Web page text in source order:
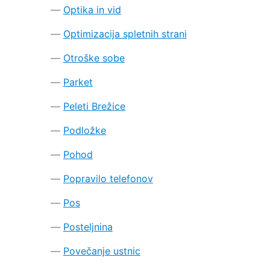
Optika in vid
Optimizacija spletnih strani
Otroške sobe
Parket
Peleti Brežice
Podložke
Pohod
Popravilo telefonov
Pos
Posteljnina
Povečanje ustnic